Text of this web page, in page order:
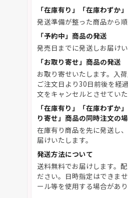
「在庫有り」「在庫わずか
発送準備が整った商品から
「予約中」商品の発送
発売日までに発送しお届けい
「お取り寄せ」商品の発送
お取り寄せいたします。入
ご注文日より30日前後を経
文をキャンセルとさせていた
「在庫有り」「在庫わずか
り寄せ」商品の同時注文の
在庫有り商品を先に発送し
届けいたします。
発送方法について
送料無料でお届けします。
ださい。日時指定はできま
ール等を使用する場合があり